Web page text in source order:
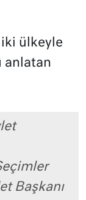
iki ülkeyle
anlatan
Başkanı